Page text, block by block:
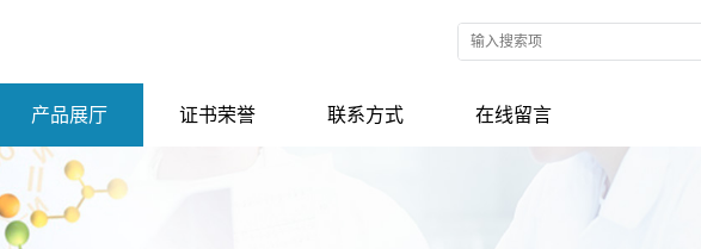
产品展厅 证书荣誉 联系方式 在线留言